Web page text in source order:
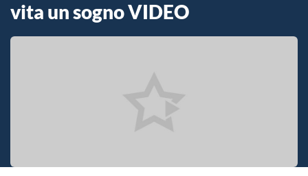
vita un sogno VIDEO